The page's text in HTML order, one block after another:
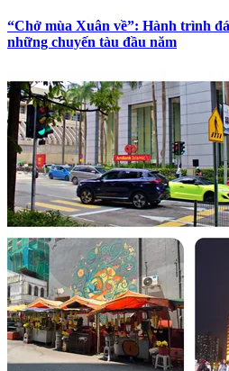
“Chở mùa Xuân về”: Hành trình
những chuyến tàu đầu năm